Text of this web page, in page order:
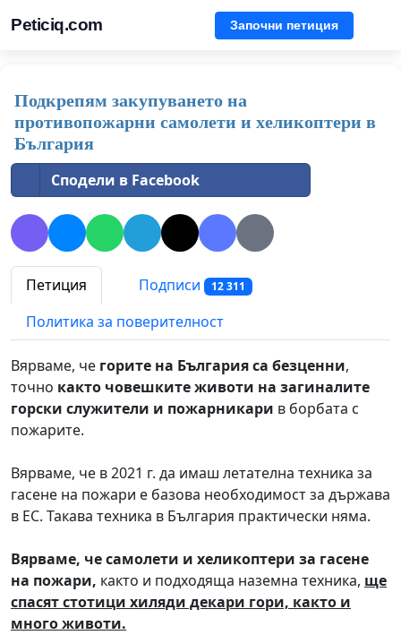
Peticiq.com Започни петиция
Подкрепям закупуването на
противопожарни самолети и хеликоптери в
България
Сподели в Facebook
Петиция Подписи 12 311
Политика за поверителност
Вярваме, че горите на България са безценни,
точно както човешките животи на загиналите
горски служители и пожарникари в борбата с
пожарите.
Вярваме, че в 2021 г. да имаш летателна техника за
гасене на пожари е базова необходимост за държава
в ЕС. Такава техника в България практически няма.
Вярваме, че самолети и хеликоптери за гасене
на пожари, както и подходяща наземна техника, ще
спасят стотици хиляди декари гори, както и
много животи.